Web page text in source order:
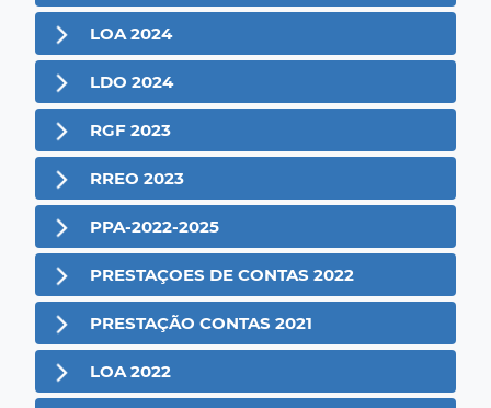
LOA 2024
LDO 2024
RGF 2023
RREO 2023
PPA-2022-2025
PRESTAÇOES DE CONTAS 2022
PRESTAÇÃO CONTAS 2021
LOA 2022